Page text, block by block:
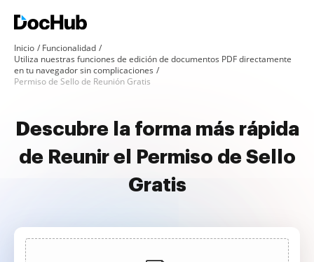
Inicio
Funcionalidad
Utiliza nuestras funciones de edición de documentos PDF directamente
en tu navegador sin complicaciones
Permiso de Sello de Reunión Gratis
Descubre la forma más rápida
de Reunir el Permiso de Sello
Gratis